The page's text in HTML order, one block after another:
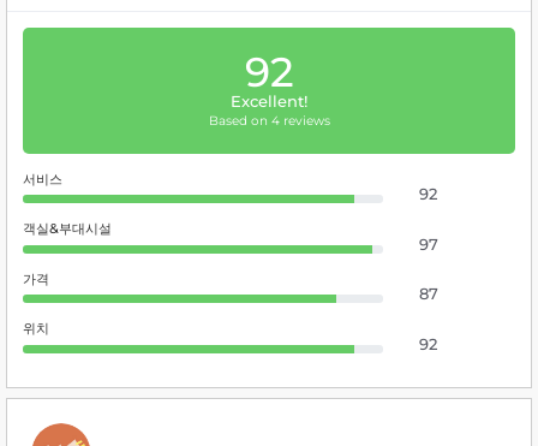
92
Excellent!
Based on 4 reviews
서비스
92
객실&부대시설
97
가격
87
위치
92